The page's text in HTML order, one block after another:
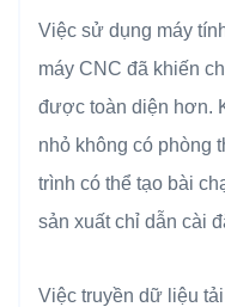
Việc sử dụng máy
máy CNC đã khiến
được toàn diện hơn.
nhỏ không có phòng
trình có thể tạo bài
sản xuất chỉ dẫn cài
Việc truyền dữ liệu